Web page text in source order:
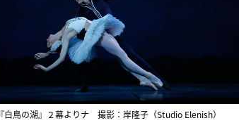
『白鳥の湖』２幕よりナ 撮影：岸隆子（Studio Elenish）